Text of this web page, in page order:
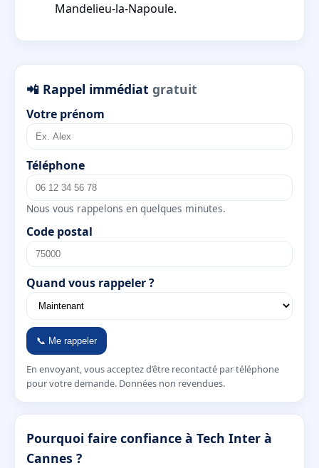
Mandelieu-la-Napoule.
📲 Rappel immédiat gratuit
Votre prénom
Téléphone
Nous vous rappelons en quelques minutes.
Code postal
Quand vous rappeler ?
📞 Me rappeler
En envoyant, vous acceptez d’être recontacté par téléphone
pour votre demande. Données non revendues.
Pourquoi faire confiance à Tech Inter à
Cannes ?